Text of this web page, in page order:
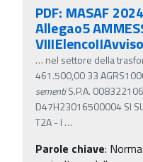
PDF: MASAF
Allegao5
… nel settore della
461.500,00 33
sementiS.P.A.
D47H23016500004 SI
T2A - I …
Parole chiave: